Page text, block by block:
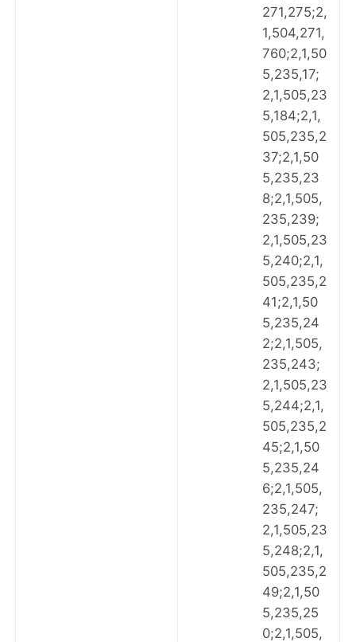
271,275;2,
1,504,271,
760;2,1,50
5,235,17;
2,1,505,23
5,184;2,1,
505,235,2
37;2,1,50
5,235,23
8;2,1,505,
235,239;
2,1,505,23
5,240;2,1,
505,235,2
41;2,1,50
5,235,24
2;2,1,505,
235,243;
2,1,505,23
5,244;2,1,
505,235,2
45;2,1,50
5,235,24
6;2,1,505,
235,247;
2,1,505,23
5,248;2,1,
505,235,2
49;2,1,50
5,235,25
0;2,1,505,